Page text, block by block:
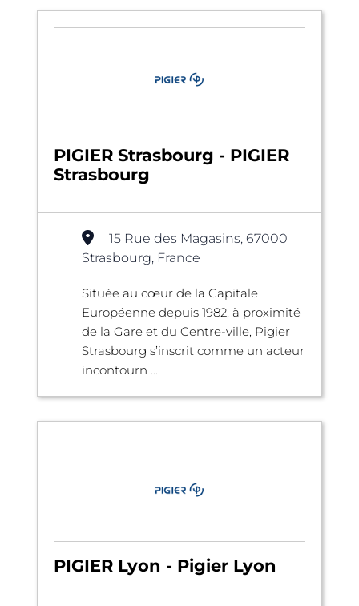
PIGIER Strasbourg - PIGIER
Strasbourg
15 Rue des Magasins, 67000
Strasbourg, France
Située au cœur de la Capitale
Européenne depuis 1982, à proximité
de la Gare et du Centre-ville, Pigier
Strasbourg s’inscrit comme un acteur
incontourn ...
PIGIER Lyon - Pigier Lyon